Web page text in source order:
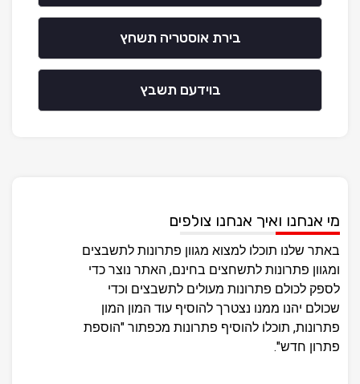
בירת אוסטריה תשחץ
בוידעם תשבץ
מי אנחנו ואיך אנחנו צולפים
באתר שלנו תוכלו למצוא מגוון פתרונות לתשבצים
ומגוון פתרונות לתשחצים בחינם, האתר נוצר כדי
לספק לכולם פתרונות מעולים לתשבצים וכדי
שכולם יהנו ממנו נצטרך להוסיף עוד המון המון
פתרונות, תוכלו להוסיף פתרונות מכפתור "הוספת
פתרון חדש".